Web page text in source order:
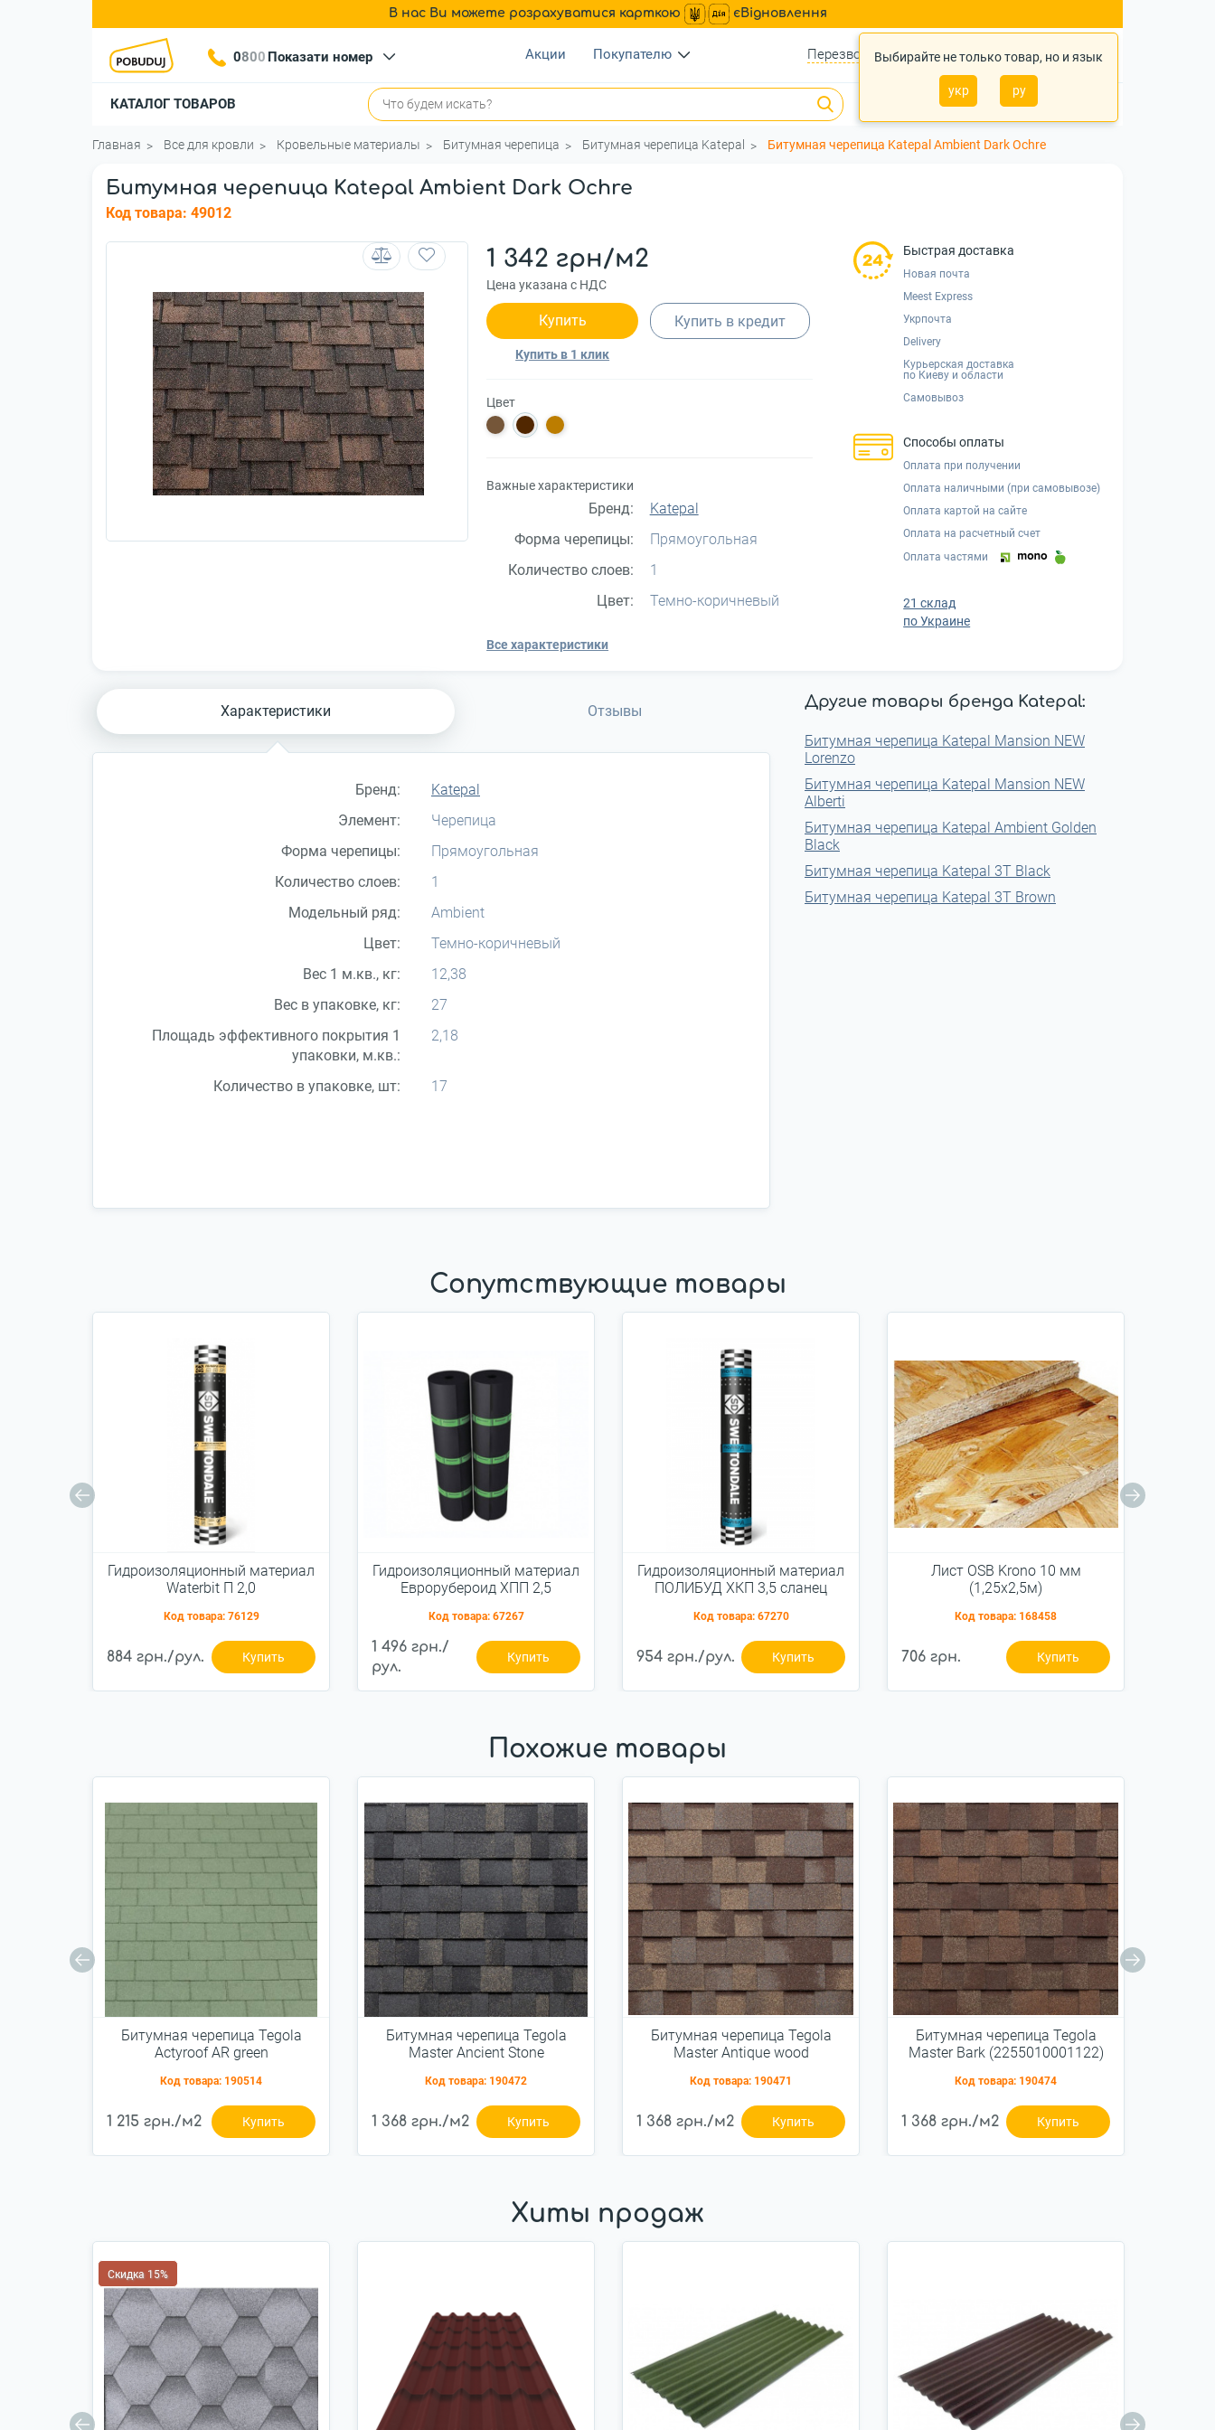
В нас Ви можете розрахуватися карткою єВідновлення
Выбирайте не только товар, но и язык
укр ру
0800 Показати номер Акции Покупателю Перезвонить? Войти Укр Ру
КАТАЛОГ ТОВАРОВ 0
Главная Все для кровли Кровельные материалы Битумная черепица Битумная черепица Katepal Битумная черепица Katepal Ambient Dark Ochre
Битумная черепица Katepal Ambient Dark Ochre
Код товара: 49012
1 342 грн/м2
Цена указана с НДС
Купить
Купить в 1 клик
Купить в кредит
Цвет
Важные характеристики
Бренд:
Katepal
Форма черепицы:
Прямоугольная
Количество слоев:
1
Цвет:
Темно-коричневый
Все характеристики
Быстрая доставка
Новая почта
Meest Express
Укрпочта
Delivery
Курьерская доставка
по Киеву и области
Самовывоз
Способы оплаты
Оплата при получении
Оплата наличными (при самовывозе)
Оплата картой на сайте
Оплата на расчетный счет
Оплата частями
21 склад
по Украине
Характеристики Отзывы
Бренд:
Katepal
Элемент:
Черепица
Форма черепицы:
Прямоугольная
Количество слоев:
1
Модельный ряд:
Ambient
Цвет:
Темно-коричневый
Вес 1 м.кв., кг:
12,38
Вес в упаковке, кг:
27
Площадь эффективного покрытия 1
упаковки, м.кв.:
2,18
Количество в упаковке, шт: 17
Другие товары бренда Katepal:
Битумная черепица Katepal Mansion NEW
Lorenzo
Битумная черепица Katepal Mansion NEW
Alberti
Битумная черепица Katepal Ambient Golden
Black
Битумная черепица Katepal 3T Black
Битумная черепица Katepal 3T Brown
Сопутствующие товары
Гидроизоляционный материал
Waterbit П 2,0
Код товара: 76129
884 грн./рул. Купить
Гидроизоляционный материал
Еврорубероид ХПП 2,5
Код товара: 67267
1 496 грн./
рул.
Купить
Гидроизоляционный материал
ПОЛИБУД ХКП 3,5 сланец
Код товара: 67270
954 грн./рул. Купить
Лист OSB Krono 10 мм
(1,25х2,5м)
Код товара: 168458
706 грн. Купить
Похожие товары
Битумная черепица Tegola
Actyroof AR green
Код товара: 190514
1 215 грн./м2 Купить
Битумная черепица Tegola
Master Ancient Stone
Код товара: 190472
1 368 грн./м2 Купить
Битумная черепица Tegola
Master Antique wood
Код товара: 190471
1 368 грн./м2 Купить
Битумная черепица Tegola
Master Bark (2255010001122)
Код товара: 190474
1 368 грн./м2 Купить
Хиты продаж
Скидка 15%